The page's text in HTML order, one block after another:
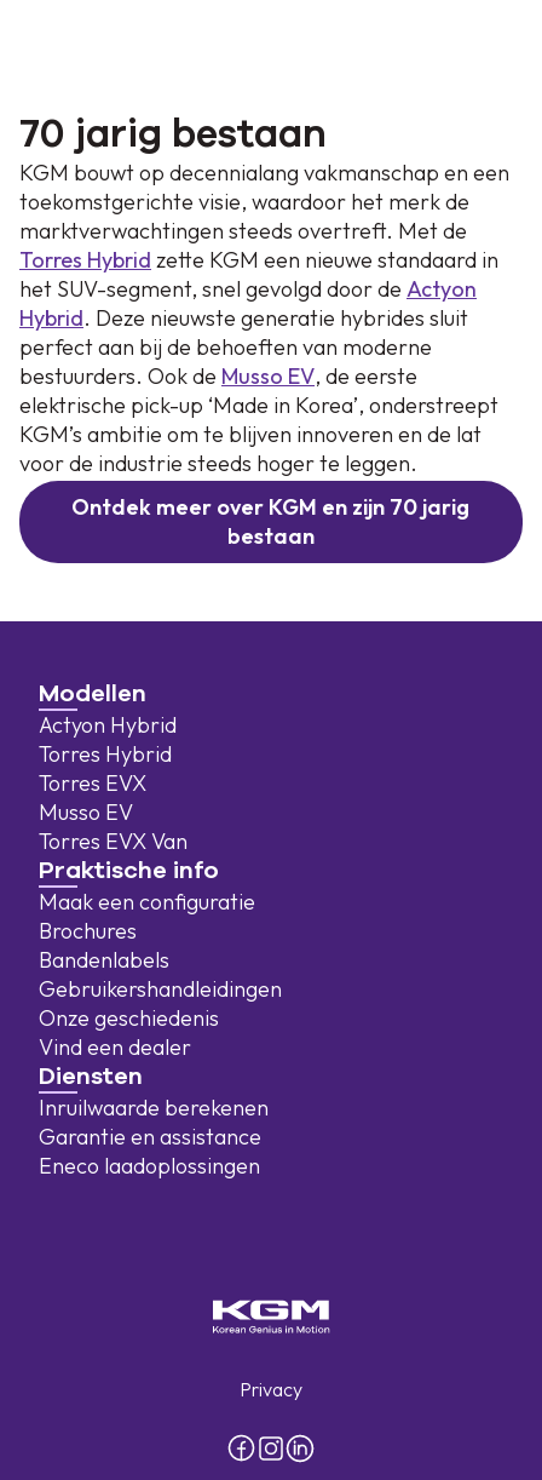
70 jarig bestaan
KGM bouwt op decennialang vakmanschap en een
toekomstgerichte visie, waardoor het merk de
marktverwachtingen steeds overtreft. Met de
Torres Hybrid zette KGM een nieuwe standaard in
het SUV-segment, snel gevolgd door de Actyon
Hybrid. Deze nieuwste generatie hybrides sluit
perfect aan bij de behoeften van moderne
bestuurders. Ook de Musso EV, de eerste
elektrische pick-up ‘Made in Korea’, onderstreept
KGM’s ambitie om te blijven innoveren en de lat
voor de industrie steeds hoger te leggen.
Ontdek meer over KGM en zijn 70 jarig
bestaan
Modellen
Actyon Hybrid
Torres Hybrid
Torres EVX
Musso EV
Torres EVX Van
Praktische info
Maak een configuratie
Brochures
Bandenlabels
Gebruikershandleidingen
Onze geschiedenis
Vind een dealer
Diensten
Inruilwaarde berekenen
Garantie en assistance
Eneco laadoplossingen
Privacy